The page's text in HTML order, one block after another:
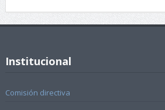
Institucional
Comisión directiva